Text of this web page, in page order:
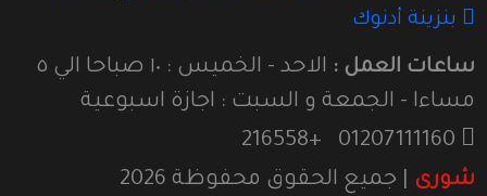
ساعات العمل :
الاحد - الخميس : ١٠ صباحا الي ٥
مساءا - الجمعة و السبت : اجازة اسبوعية
216558+
01207111160
شورى | جميع الحقوق محفوظة 2026